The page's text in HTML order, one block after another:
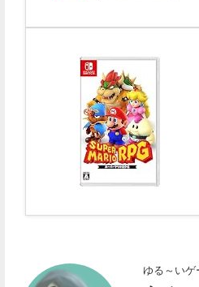
ゆる～いゲ